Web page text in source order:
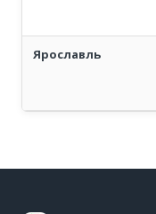
Ярославль